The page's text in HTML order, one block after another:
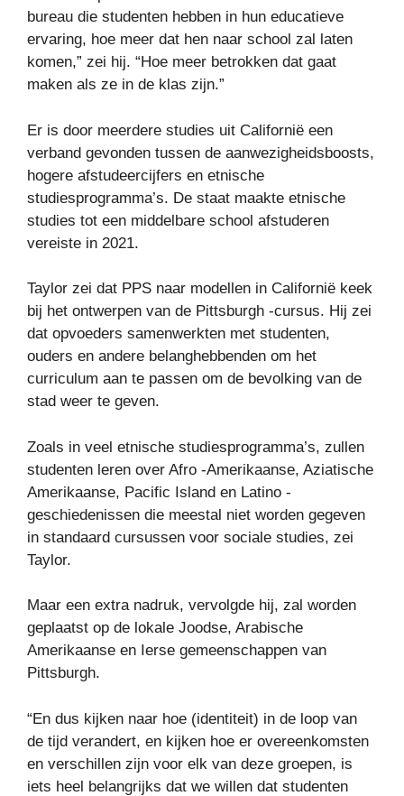
bureau die studenten hebben in hun educatieve
ervaring, hoe meer dat hen naar school zal laten
komen,” zei hij. “Hoe meer betrokken dat gaat
maken als ze in de klas zijn.”
Er is door meerdere studies uit Californië een
verband gevonden tussen de aanwezigheidsboosts,
hogere afstudeercijfers en etnische
studiesprogramma’s. De staat maakte etnische
studies tot een middelbare school afstuderen
vereiste in 2021.
Taylor zei dat PPS naar modellen in Californië keek
bij het ontwerpen van de Pittsburgh -cursus. Hij zei
dat opvoeders samenwerkten met studenten,
ouders en andere belanghebbenden om het
curriculum aan te passen om de bevolking van de
stad weer te geven.
Zoals in veel etnische studiesprogramma’s, zullen
studenten leren over Afro -Amerikaanse, Aziatische
Amerikaanse, Pacific Island en Latino -
geschiedenissen die meestal niet worden gegeven
in standaard cursussen voor sociale studies, zei
Taylor.
Maar een extra nadruk, vervolgde hij, zal worden
geplaatst op de lokale Joodse, Arabische
Amerikaanse en Ierse gemeenschappen van
Pittsburgh.
“En dus kijken naar hoe (identiteit) in de loop van
de tijd verandert, en kijken hoe er overeenkomsten
en verschillen zijn voor elk van deze groepen, is
iets heel belangrijks dat we willen dat studenten